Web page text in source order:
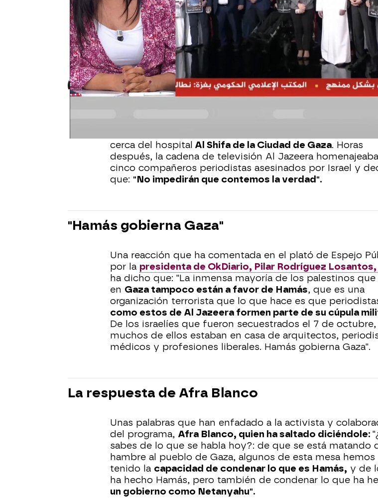
Marta Alarcón
Publicado:12 de agosto de 2025, 11:41
cerca del hospital Al Shifa de la Ciudad de Gaza. Horas
después, la cadena de televisión Al Jazeera
cinco compañeros periodistas asesinados por Israel y
que: "No impedirán que contemos la verdad".
"Hamás gobierna Gaza"
Una reacción que ha comentada en el plató de Espejo
por la presidenta de OkDiario, Pilar Rodríguez Losantos,
ha dicho que: "La inmensa mayoría de los palestinos
en Gaza tampoco están a favor de Hamás, que es una
organización terrorista que lo que hace es que
como estos de Al Jazeera formen parte de su cúpula
De los israelíes que fueron secuestrados el 7 de octubre,
muchos de ellos estaban en casa de arquitectos,
médicos y profesiones liberales. Hamás gobierna Gaza".
La respuesta de Afra Blanco
Unas palabras que han enfadado a la activista y
del programa, Afra Blanco, quien ha saltado diciéndole:
sabes de lo que se habla hoy?: de que se está matando
hambre al pueblo de Gaza, algunos de esta mesa hemos
tenido la capacidad de condenar lo que es Hamás, y de
ha hecho Hamás, pero también de condenar lo que ha
un gobierno como Netanyahu".